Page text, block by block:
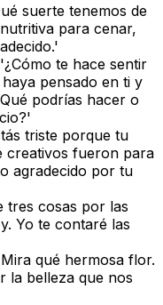
suerte tenemos de
para cenar,
'¿Cómo te hace sentir
pensado en ti y
podrías hacer o
triste porque tu
creativos fueron para
agradecido por tu
tres cosas por las
Yo te contaré las
qué hermosa flor.
la belleza que nos